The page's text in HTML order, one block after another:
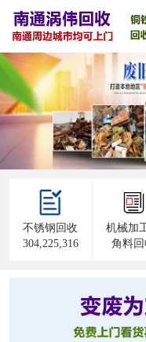
不锈钢回收
304,225,316
机械加
角料回